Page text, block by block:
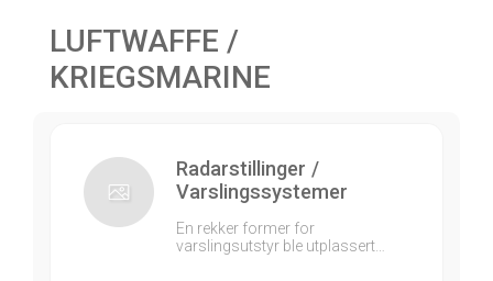
LUFTWAFFE /
KRIEGSMARINE
Radarstillinger /
Varslingssystemer
En rekker former for
varslingsutstyr ble utplassert…